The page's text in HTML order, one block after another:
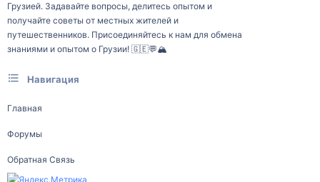
Грузией. Задавайте вопросы, делитесь опытом и
получайте советы от местных жителей и
путешественников. Присоединяйтесь к нам для обмена
знаниями и опытом о Грузии! 🇬🇪💬🏔️
Навигация
Главная
Форумы
Обратная Связь